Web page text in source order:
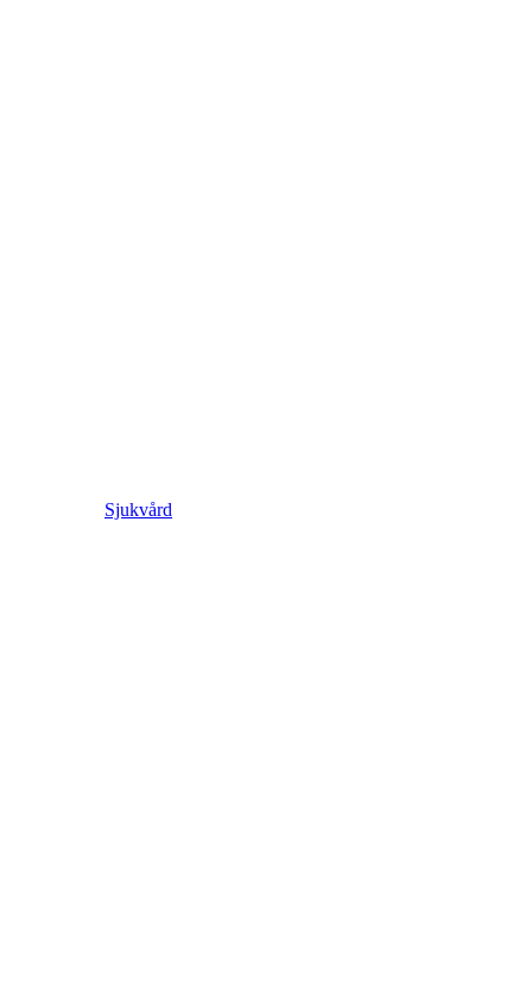
Sjukvård